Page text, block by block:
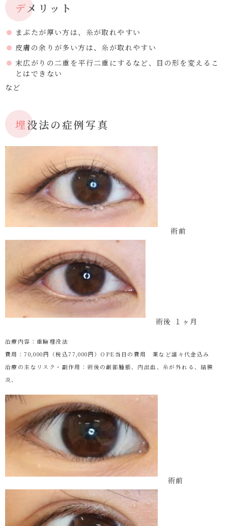
デメリット
まぶたが厚い方は、糸が取れやすい
皮膚の余りが多い方は、糸が取れやすい
末広がりの二重を平行二重にするなど、目の形を変えるこ
とはできない
など
埋没法の症例写真
術前
術後 １ヶ月
治療内容：重瞼埋没法
費用：70,000円（税込77,000円）OPE当日の費用 薬など諸々代金込み
治療の主なリスク・副作用：術後の創部腫脹、内出血、糸が外れる、結膜
炎、
術前